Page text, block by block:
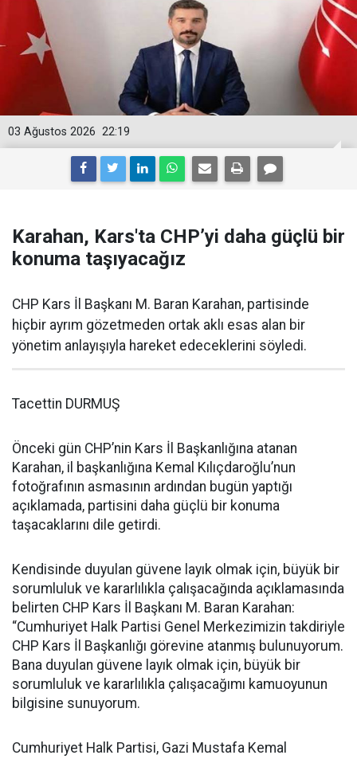
22:19
03 Ağustos 2026
Karahan, Kars'ta CHP’yi daha güçlü bir
konuma taşıyacağız
CHP Kars İl Başkanı M. Baran Karahan, partisinde
hiçbir ayrım gözetmeden ortak aklı esas alan bir
yönetim anlayışıyla hareket edeceklerini söyledi.
Tacettin DURMUŞ
Önceki gün CHP’nin Kars İl Başkanlığına atanan
Karahan, il başkanlığına Kemal Kılıçdaroğlu’nun
fotoğrafının asmasının ardından bugün yaptığı
açıklamada, partisini daha güçlü bir konuma
taşacaklarını dile getirdi.
Kendisinde duyulan güvene layık olmak için, büyük bir
sorumluluk ve kararlılıkla çalışacağında açıklamasında
belirten CHP Kars İl Başkanı M. Baran Karahan:
“Cumhuriyet Halk Partisi Genel Merkezimizin takdiriyle
CHP Kars İl Başkanlığı görevine atanmış bulunuyorum.
Bana duyulan güvene layık olmak için, büyük bir
sorumluluk ve kararlılıkla çalışacağımı kamuoyunun
bilgisine sunuyorum.
Cumhuriyet Halk Partisi, Gazi Mustafa Kemal